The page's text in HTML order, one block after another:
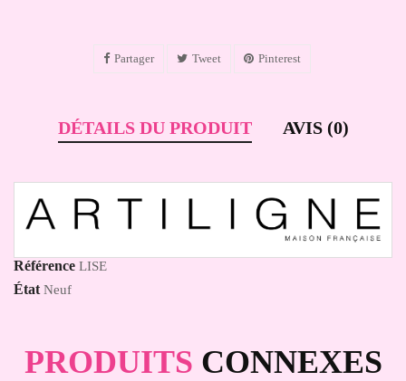
Partager Tweet Pinterest
DÉTAILS DU PRODUIT AVIS (0)
Référence LISE
État Neuf
PRODUITS CONNEXES